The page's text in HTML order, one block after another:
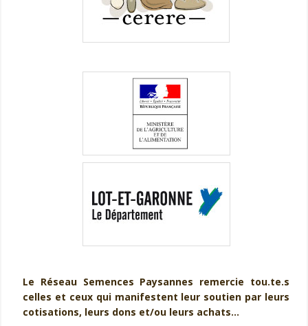
Le Réseau Semences Paysannes remercie tou.te.s
celles et ceux qui manifestent leur soutien par leurs
cotisations, leurs dons et/ou leurs achats...